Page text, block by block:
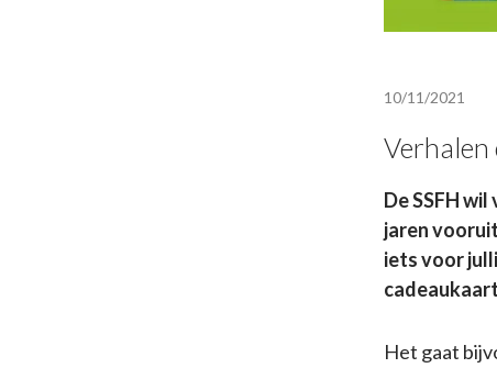
10/11/2021
Verhalen
De SSFH
jaren
iets voor
Het gaat